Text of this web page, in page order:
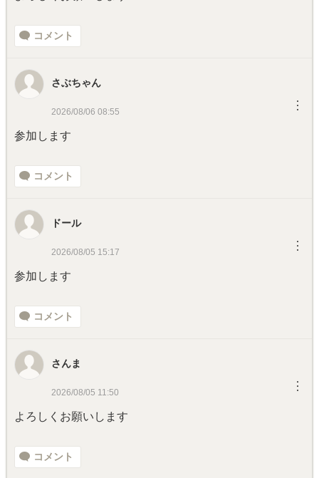
コメント
さぶちゃん
2026/08/06 08:55 ︙
参加します
コメント
ドール
2026/08/05 15:17 ︙
参加します
コメント
さんま
2026/08/05 11:50 ︙
よろしくお願いします
コメント